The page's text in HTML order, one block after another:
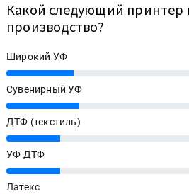
Какой следующий принтер
производство?
Широкий УФ
25%
Сувенирный УФ
27%
ДТФ (текстиль)
20%
УФ ДТФ
20%
Латекс